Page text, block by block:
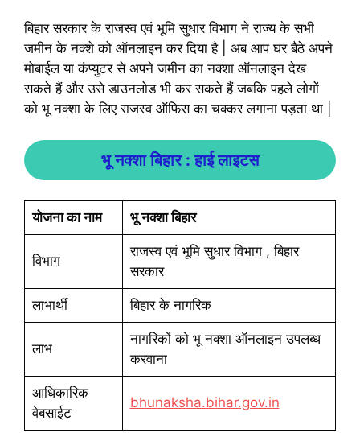
बिहार सरकार के राजस्व एवं भूमि सुधार विभाग ने राज्य के सभी
जमीन के नक्शे को ऑनलाइन कर दिया है | अब आप घर बैठे अपने
मोबाईल या कंप्युटर से अपने जमीन का नक्शा ऑनलाइन देख
सकते हैं और उसे डाउनलोड भी कर सकते हैं जबकि पहले लोगों
को भू नक्शा के लिए राजस्व ऑफिस का चक्कर लगाना पड़ता था |
भू नक्शा बिहार : हाई लाइटस
योजना का नाम भू नक्शा बिहार
विभाग
राजस्व एवं भूमि सुधार विभाग , बिहार
सरकार
लाभार्थी बिहार के नागरिक
लाभ
नागरिकों को भू नक्शा ऑनलाइन उपलब्ध
करवाना
आधिकारिक
वेबसाईट
bhunaksha.bihar.gov.in